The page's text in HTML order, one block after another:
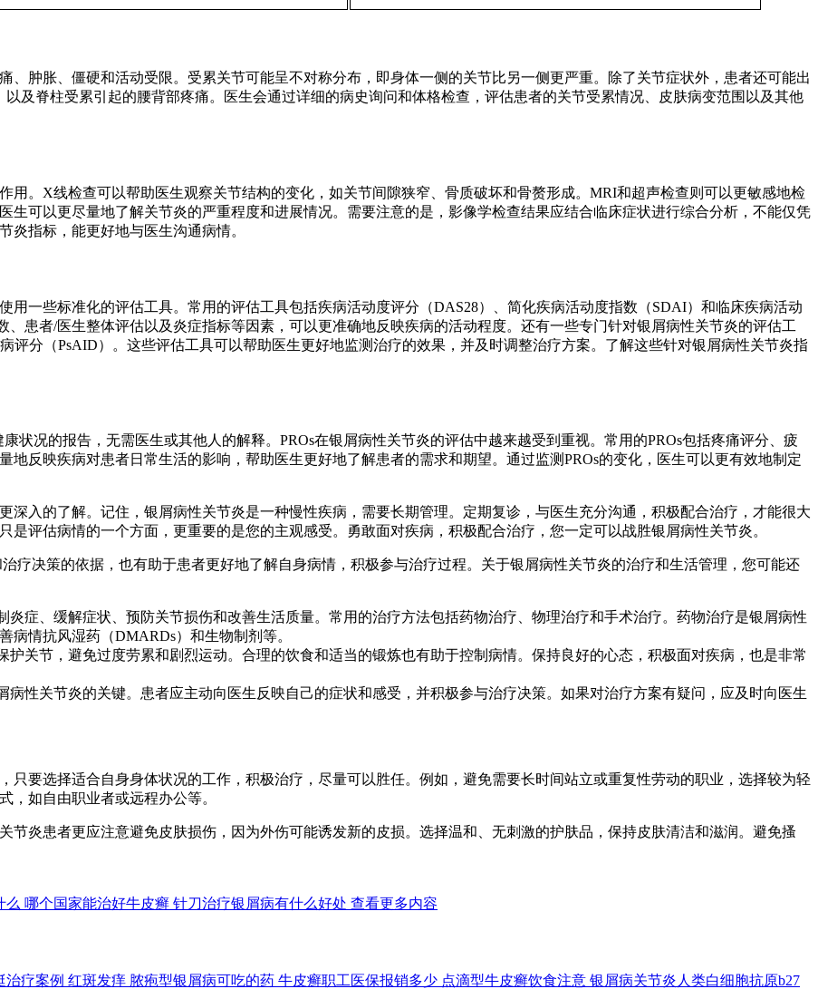
、肿胀、僵硬和活动受限。受累关节可能呈不对称分布，即身体一侧的关节比另一侧更严重。除了关节症状外，患者还可能出
及脊柱受累引起的腰背部疼痛。医生会通过详细的病史询问和体格检查，评估患者的关节受累情况、皮肤病变范围以及其他
用。X线检查可以帮助医生观察关节结构的变化，如关节间隙狭窄、骨质破坏和骨赘形成。MRI和超声检查则可以更敏感地检
生可以更尽量地了解关节炎的严重程度和进展情况。需要注意的是，影像学检查结果应结合临床症状进行综合分析，不能仅凭
炎指标，能更好地与医生沟通病情。
用一些标准化的评估工具。常用的评估工具包括疾病活动度评分（DAS28）、简化疾病活动度指数（SDAI）和临床疾病活动
患者/医生整体评估以及炎症指标等因素，可以更准确地反映疾病的活动程度。还有一些专门针对银屑病性关节炎的评估工
评分（PsAID）。这些评估工具可以帮助医生更好地监测治疗的效果，并及时调整治疗方案。了解这些针对银屑病性关节炎指
状况的报告，无需医生或其他人的解释。PROs在银屑病性关节炎的评估中越来越受到重视。常用的PROs包括疼痛评分、疲
反映疾病对患者日常生活的影响，帮助医生更好地了解患者的需求和期望。通过监测PROs的变化，医生可以更有效地制定
深入的了解。记住，银屑病性关节炎是一种慢性疾病，需要长期管理。定期复诊，与医生充分沟通，积极配合治疗，才能很大
评估病情的一个方面，更重要的是您的主观感受。勇敢面对疾病，积极配合治疗，您一定可以战胜银屑病性关节炎。
疗决策的依据，也有助于患者更好地了解自身病情，积极参与治疗过程。关于银屑病性关节炎的治疗和生活管理，您可能还
炎症、缓解症状、预防关节损伤和改善生活质量。常用的治疗方法包括药物治疗、物理治疗和手术治疗。药物治疗是银屑病性
病情抗风湿药（DMARDs）和生物制剂等。
护关节，避免过度劳累和剧烈运动。合理的饮食和适当的锻炼也有助于控制病情。保持良好的心态，积极面对疾病，也是非常
病性关节炎的关键。患者应主动向医生反映自己的症状和感受，并积极参与治疗决策。如果对治疗方案有疑问，应及时向医生
只要选择适合自身身体状况的工作，积极治疗，尽量可以胜任。例如，避免需要长时间站立或重复性劳动的职业，选择较为轻
，如自由职业者或远程办公等。
节炎患者更应注意避免皮肤损伤，因为外伤可能诱发新的皮损。选择温和、无刺激的护肤品，保持皮肤清洁和滋润。避免搔
么 哪个国家能治好牛皮癣 针刀治疗银屑病有什么好处 查看更多内容
治疗案例 红斑发痒 脓疱型银屑病可吃的药 牛皮癣职工医保报销多少 点滴型牛皮癣饮食注意 银屑病关节炎人类白细胞抗原b27